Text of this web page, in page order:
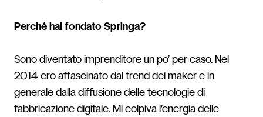
Perché hai fondato Springa?
Sono diventato imprenditore un po’ per caso. Nel
2014 ero affascinato dal trend dei maker e in
generale dalla diffusione delle tecnologie di
fabbricazione digitale. Mi colpiva l’energia delle